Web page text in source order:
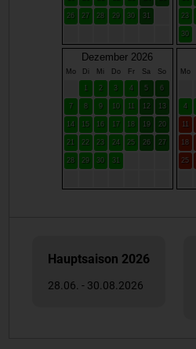
26 27 28 29 30 31 23
30
Dezember 2026
Mo Di Mi Do Fr Sa So
2 3 4 5 6
7 8 9 10 12 13
14 15 16 17 18 19 20
21 22 23 24 25 26 27
28 29 30 31
Mo
4
18
25
Hauptsaison 2026
28.06. - 30.08.2026